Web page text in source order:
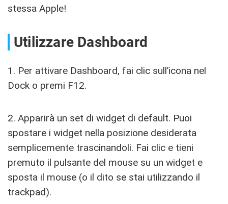
stessa Apple!
Utilizzare Dashboard
1. Per attivare Dashboard, fai clic sull’icona nel
Dock o premi F12.
2. Apparirà un set di widget di default. Puoi
spostare i widget nella posizione desiderata
semplicemente trascinandoli. Fai clic e tieni
premuto il pulsante del mouse su un widget e
sposta il mouse (o il dito se stai utilizzando il
trackpad).